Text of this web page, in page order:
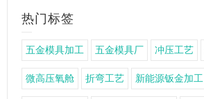
热门标签
五金模具加工 五金模具厂 冲压工艺
微高压氧舱 折弯工艺 新能源钣金加工